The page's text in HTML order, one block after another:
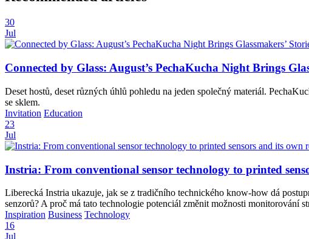
30
Jul
Connected by Glass: August’s PechaKucha Night Brings
Deset hostů, deset různých úhlů pohledu na jeden společný materiál.
se sklem.
Invitation Education
23
Jul
Instria: From conventional sensor technology to printed
Liberecká Instria ukazuje, jak se z tradičního technického know-how dá
senzorů? A proč má tato technologie potenciál změnit možnosti monitorování
Inspiration Business Technology
16
Jul